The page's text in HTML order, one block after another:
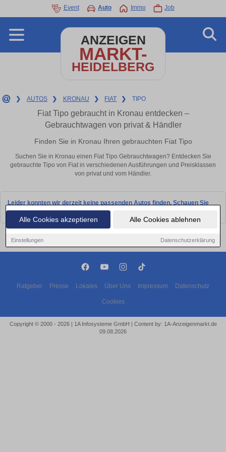
Alle Cookies akzeptieren Alle Cookies ablehnen
Einstellungen Datenschutzerklärung
Event Auto Immo Job
ANZEIGEN
MARKT-
HEIDELBERG
❯ AUTOS ❯ KRONAU ❯ FIAT ❯ TIPO
Fiat Tipo gebraucht in Kronau entdecken –
Gebrauchtwagen von privat & Händler
Finden Sie in Kronau Ihren gebrauchten Fiat Tipo
Suchen Sie in Kronau einen Fiat Tipo Gebrauchtwagen? Entdecken Sie
gebrauchte Tipo von Fiat in verschiedenen Ausführungen und Preisklassen
von privat und vom Händler.
Leider konnten wir derzeit keine passenden Autos finden. Schauen Sie
bald wieder vorbei!
Ratgeber Presse Lokales Über Uns Impressum Datenschutz
Cookies
Copyright © 2000 - 2026 | 1A Infosysteme GmbH | Content by: 1A-Anzeigenmarkt.de
09.08.2026